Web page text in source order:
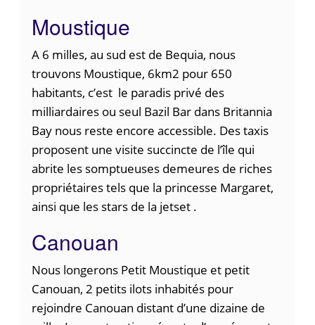
Moustique
A 6 milles, au sud est de Bequia, nous
trouvons Moustique, 6km2 pour 650
habitants, c’est le paradis privé des
milliardaires ou seul Bazil Bar dans Britannia
Bay nous reste encore accessible. Des taxis
proposent une visite succincte de l’île qui
abrite les somptueuses demeures de riches
propriétaires tels que la princesse Margaret,
ainsi que les stars de la jetset .
Canouan
Nous longerons Petit Moustique et petit
Canouan, 2 petits ilots inhabités pour
rejoindre Canouan distant d’une dizaine de